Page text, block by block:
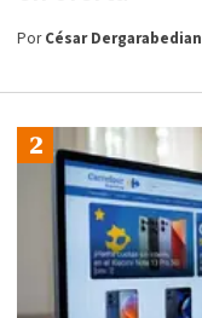
PorCésar Dergarabedian